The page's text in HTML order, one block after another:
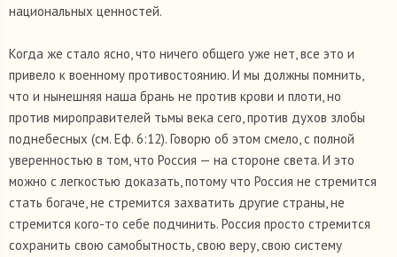
национальных ценностей.
Когда же стало ясно, что ничего общего уже нет, все это и
привело к военному противостоянию. И мы должны помнить,
что и нынешняя наша брань не против крови и плоти, но
против мироправителей тьмы века сего, против духов злобы
поднебесных (см. Еф. 6:12). Говорю об этом смело, с полной
уверенностью в том, что Россия — на стороне света. И это
можно с легкостью доказать, потому что Россия не стремится
стать богаче, не стремится захватить другие страны, не
стремится кого-то себе подчинить. Россия просто стремится
сохранить свою самобытность, свою веру, свою систему